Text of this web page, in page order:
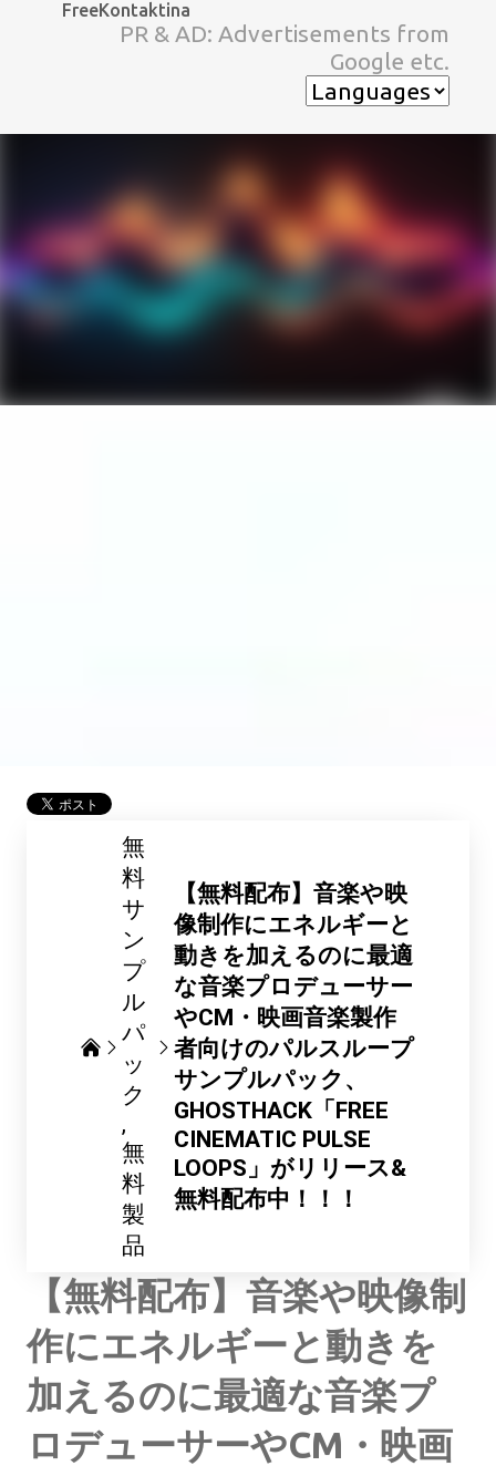
スキップしてメイン コンテンツに移動
FreeKontaktina
PR & AD: Advertisements from
Google etc.
無
料
サ
ン
プ
ル
パ
ッ
ク
無
料
製
品
【無料配布】音楽や映
像制作にエネルギーと
動きを加えるのに最適
な音楽プロデューサー
やCM・映画音楽製作
者向けのパルスループ
サンプルパック、
GHOSTHACK「FREE
CINEMATIC PULSE
LOOPS」がリリース&
無料配布中！！！
【無料配布】音楽や映像制
作にエネルギーと動きを
加えるのに最適な音楽プ
ロデューサーやCM・映画